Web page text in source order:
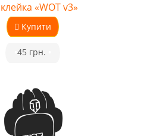
«WOT v3»
Купити
45 грн.